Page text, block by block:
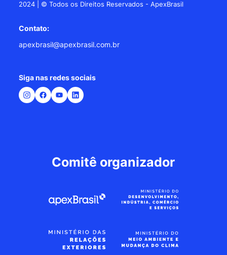
2024 | © Todos os Direitos Reservados - ApexBrasil
Contato:
apexbrasil@apexbrasil.com.br
Siga nas redes sociais
Comitê organizador